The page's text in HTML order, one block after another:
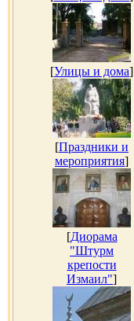
[Улицы и дома]
[Праздники и
мероприятия]
[Диорама
"Штурм
крепости
Измаил"]